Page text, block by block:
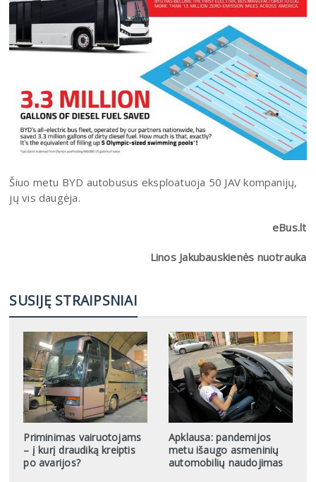
Šiuo metu BYD autobusus eksploatuoja 50 JAV kompanijų,
jų vis daugėja.
eBus.lt
Linos Jakubauskienės nuotrauka
SUSIJĘ STRAIPSNIAI
Priminimas vairuotojams
– į kurį draudiką kreiptis
po avarijos?
Apklausa: pandemijos
metu išaugo asmeninių
automobilių naudojimas